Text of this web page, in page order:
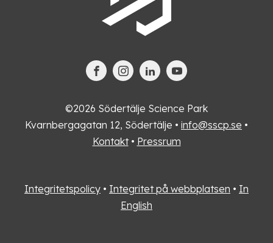
©2026 Södertälje Science Park
Kvarnbergagatan 12, Södertälje • info@sscp.se •
Kontakt• Pressrum
Integritetspolicy • Integritet på webbplatsen • In
English